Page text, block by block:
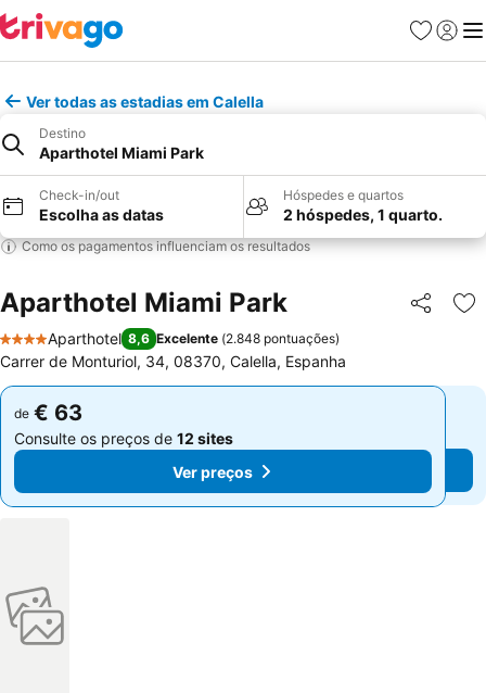
Favoritos
Iniciar
Ver todas as estadias em Calella
Destino
Aparthotel Miami Park
Check-in/out
Escolha as datas
Hóspedes e quartos
2 hóspedes, 1 quarto.
Como os pagamentos influenciam os resultados
Aparthotel Miami Park Partilhar
4 Estrelas
Aparthotel 8,6 Excelente (2.848 pontuações)
Carrer de Monturiol, 34, 08370, Calella, Espanha
de € 63
Consulte os preços de 12 sites
Ver preços
de € 63
Consulte os preços de 12 sites
Ver preços